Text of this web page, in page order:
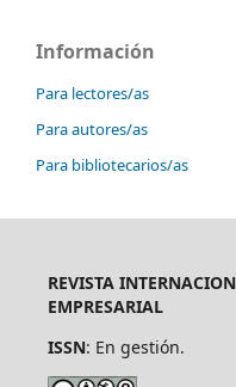
Información
Para lectores/as
Para autores/as
Para bibliotecarios/as
REVISTA
EMPRESARIAL
ISSN: En gestión.